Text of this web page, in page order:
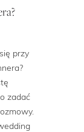
przy
zadać